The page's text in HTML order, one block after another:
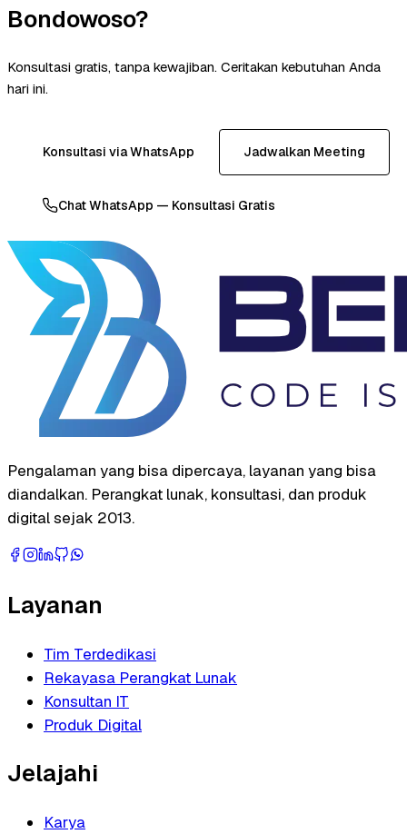
Bondowoso?
Konsultasi gratis, tanpa kewajiban. Ceritakan kebutuhan Anda
hari ini.
Konsultasi via WhatsApp Jadwalkan Meeting
Chat WhatsApp — Konsultasi Gratis
Pengalaman yang bisa dipercaya, layanan yang bisa
diandalkan. Perangkat lunak, konsultasi, dan produk
digital sejak 2013.
Layanan
Tim Terdedikasi
Rekayasa Perangkat Lunak
Konsultan IT
Produk Digital
Jelajahi
Karya